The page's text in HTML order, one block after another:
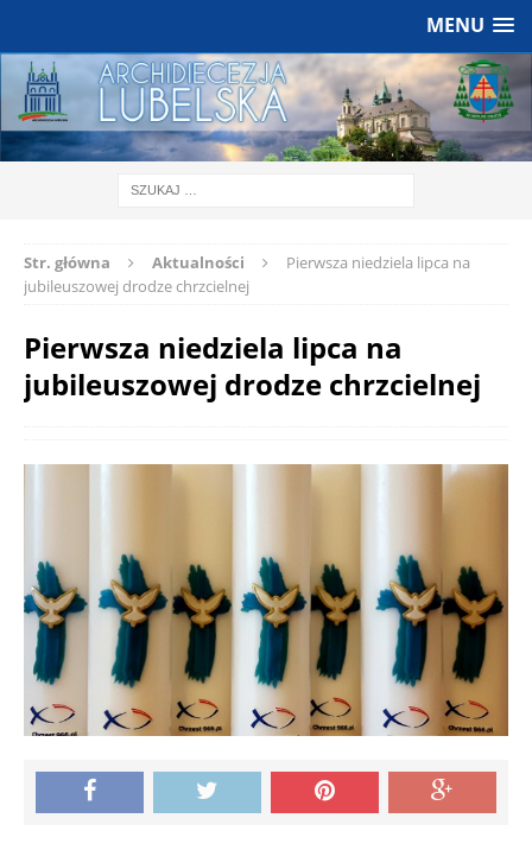
MENU
Str. główna Aktualności
Pierwsza niedziela lipca na
jubileuszowej drodze chrzcielnej
Pierwsza niedziela lipca na
jubileuszowej drodze chrzcielnej